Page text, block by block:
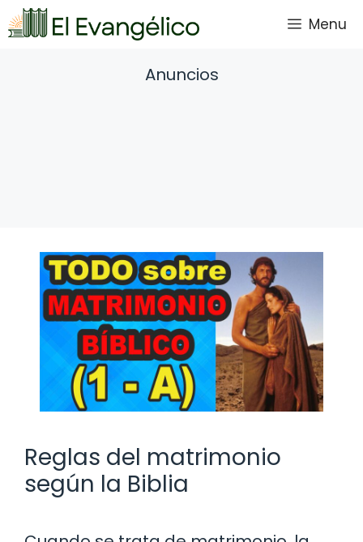
Saltar
al
Menu
Anuncios
Reglas del matrimonio
según la Biblia